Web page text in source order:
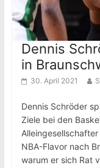
Dennis
in
30. April 2021
Dennis Schröder
Ziele bei den
NBA-Flavor nach
warum er sich Rat